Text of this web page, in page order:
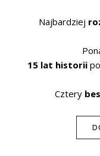
Najbardziej
15 lat historii
Cztery